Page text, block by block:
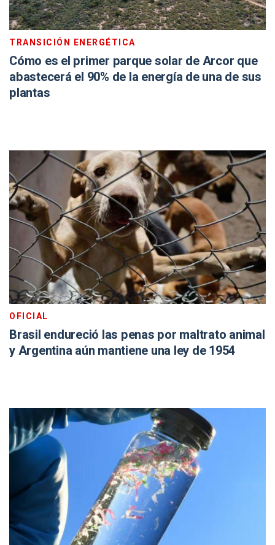
TRANSICIÓN ENERGÉTICA
Cómo es el primer parque solar de Arcor que
abastecerá el 90% de la energía de una de sus
plantas
OFICIAL
Brasil endureció las penas por maltrato animal
y Argentina aún mantiene una ley de 1954